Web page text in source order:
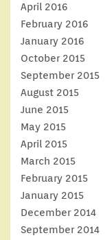
April 2016
February 2016
January 2016
October 2015
September 2015
August 2015
June 2015
May 2015
April 2015
March 2015
February 2015
January 2015
December 2014
September 2014